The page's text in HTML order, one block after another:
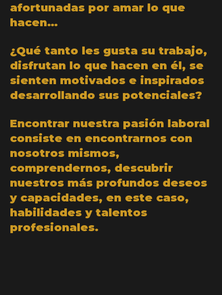
afortunadas por amar lo que
hacen…
¿Qué tanto les gusta su trabajo,
disfrutan lo que hacen en él, se
sienten motivados e inspirados
desarrollando sus potenciales?
Encontrar nuestra pasión laboral
consiste en encontrarnos con
nosotros mismos,
comprendernos, descubrir
nuestros más profundos deseos
y capacidades, en este caso,
habilidades y talentos
profesionales.